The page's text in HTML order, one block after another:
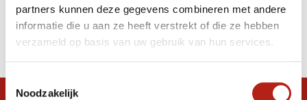
partners kunnen deze gegevens combineren met andere
informatie die u aan ze heeft verstrekt of die ze hebben
verzameld op basis van uw gebruik van hun services.
Toestemmingsselectie
Noodzakelijk
Producten
Filter